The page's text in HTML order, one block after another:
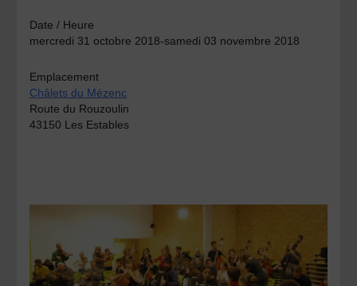
Date / Heure
mercredi 31 octobre 2018-samedi 03 novembre 2018
Emplacement
Châlets du Mézenc
Route du Rouzoulin
43150 Les Estables